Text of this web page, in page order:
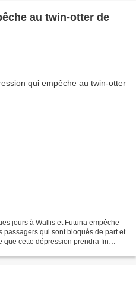
au twin-otter de
jours à Wallis et Futuna empêche
passagers qui sont bloqués de part et
que cette dépression prendra fin